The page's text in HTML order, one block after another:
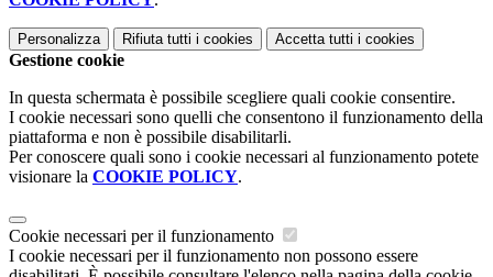
Personalizza Rifiuta tutti i cookies Accetta tutti i cookies
Gestione cookie
In questa schermata è possibile scegliere quali cookie consentire.
I cookie necessari sono quelli che consentono il funzionamento della
piattaforma e non è possibile disabilitarli.
Per conoscere quali sono i cookie necessari al funzionamento potete
visionare la COOKIE POLICY.
Cookie necessari per il funzionamento
I cookie necessari per il funzionamento non possono essere